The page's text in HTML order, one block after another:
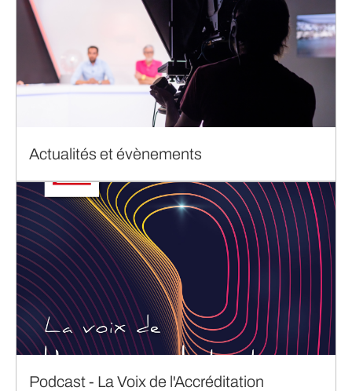
Actualités et évènements
Podcast - La Voix de l'Accréditation